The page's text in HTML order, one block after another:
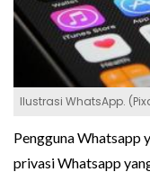
Ilustrasi WhatsApp.
Pengguna Whatsapp
privasi Whatsapp